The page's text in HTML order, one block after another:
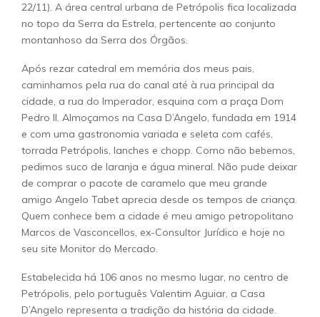
22/11). A área central urbana de Petrópolis fica localizada
no topo da Serra da Estrela, pertencente ao conjunto
montanhoso da Serra dos Órgãos.
Após rezar catedral em memória dos meus pais,
caminhamos pela rua do canal até à rua principal da
cidade, a rua do Imperador, esquina com a praça Dom
Pedro II. Almoçamos na Casa D’Angelo, fundada em 1914
e com uma gastronomia variada e seleta com cafés,
torrada Petrópolis, lanches e chopp. Como não bebemos,
pedimos suco de laranja e água mineral. Não pude deixar
de comprar o pacote de caramelo que meu grande
amigo Angelo Tabet aprecia desde os tempos de criança.
Quem conhece bem a cidade é meu amigo petropolitano
Marcos de Vasconcellos, ex-Consultor Jurídico e hoje no
seu site Monitor do Mercado.
Estabelecida há 106 anos no mesmo lugar, no centro de
Petrópolis, pelo português Valentim Aguiar, a Casa
D’Angelo representa a tradição da história da cidade.